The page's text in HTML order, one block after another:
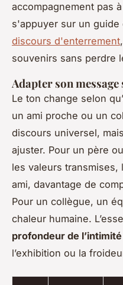
accompagnement pas
s'appuyer sur un
discours d'enterrement
souvenirs sans perdre
Adapter son
Le ton change selon
un ami proche ou un
discours universel,
ajuster. Pour un père
les valeurs
ami, davantage de
Pour un collègue, un
chaleur humaine.
profondeur de l’intimité
l’exhibition ou la